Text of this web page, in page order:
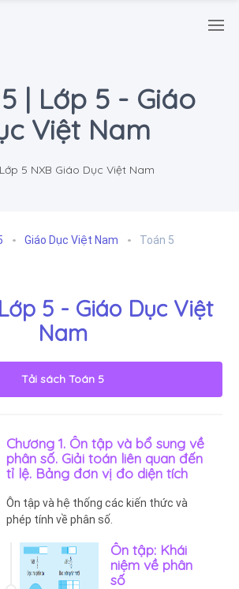
| Lớp 5 - Giáo
Việt Nam
5 NXB Giáo Dục Việt Nam
Giáo Dục Việt Nam Toán 5
5 - Giáo Dục Việt
Nam
Tải sách Toán 5
Chương 1. Ôn tập và bổ sung về
phân số. Giải toán liên quan đến
tỉ lệ. Bảng đơn vị đo diện tích
Ôn tập và hệ thống các kiến thức và
phép tính về phân số.
Ôn tập: Khái
niệm về phân
số